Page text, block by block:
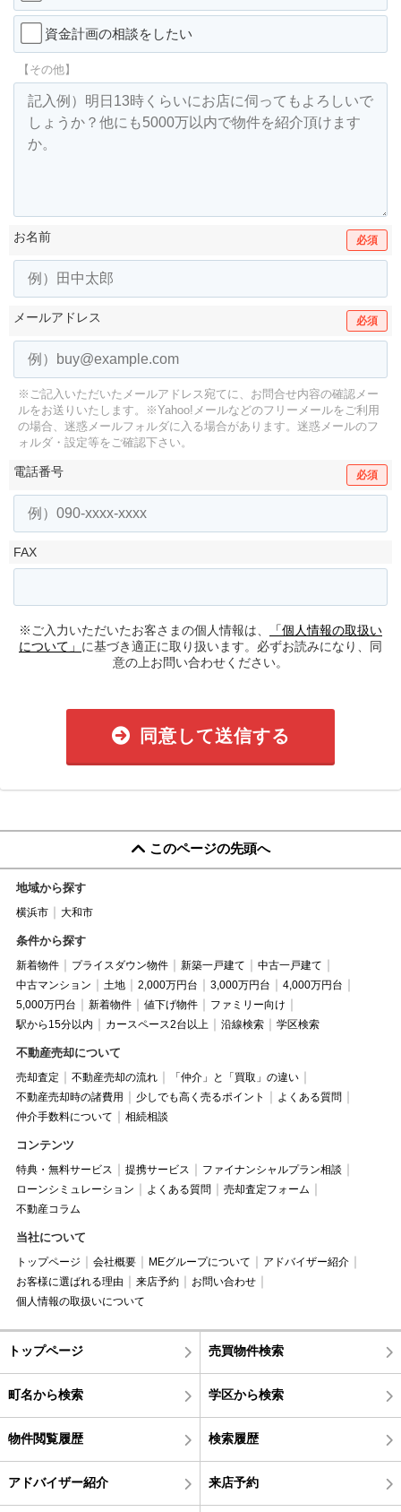
資金計画の相談をしたい
【その他】
お名前 必須
メールアドレス 必須
※ご記入いただいたメールアドレス宛てに、お問合せ内容の確認メー
ルをお送りいたします。
※Yahoo!メールなどのフリーメールをご利用
の場合、迷惑メールフォルダに入る場合があります。 迷惑メールのフ
ォルダ・設定等をご確認下さい。
電話番号 必須
FAX
※ご入力いただいたお客さまの個人情報は、
「個人情報の取扱い
について」 に基づき適正に取り扱います。必ずお読みになり、同
意の上お問い合わせください。
同意して送信する
このページの先頭へ
地域から探す
横浜市 大和市
条件から探す
新着物件 プライスダウン物件 新築一戸建て
中古一戸建て
中古マンション
土地 2,000万円台 3,000万円台
4,000万円台
5,000万円台
新着物件 値下げ物件
ファミリー向け
駅から15分以内
カースペース2台以上 沿線検索 学区検索
不動産売却について
売却査定 不動産売却の流れ
「仲介」と「買取」の違い
不動産売却時の諸費用
少しでも高く売るポイント
よくある質問
仲介手数料について
相続相談
コンテンツ
特典・無料サービス 提携サービス
ファイナンシャルプラン相談
ローンシミュレーション
よくある質問
売却査定フォーム
不動産コラム
当社について
トップページ 会社概要 MEグループについて
アドバイザー紹介
お客様に選ばれる理由
来店予約
お問い合わせ
個人情報の取扱いについて
トップページ 売買物件検索
町名から検索 学区から検索
物件閲覧履歴 検索履歴
アドバイザー紹介 来店予約